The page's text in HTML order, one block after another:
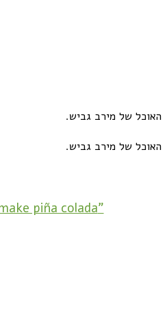
"When life gives you pineapples, make piña colada"